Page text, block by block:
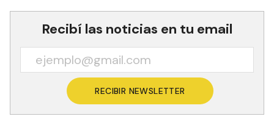
Recibí las noticias en tu email
RECIBIR NEWSLETTER